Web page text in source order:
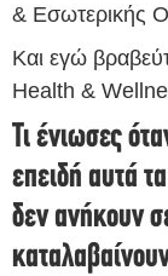
& Εσωτερικής
Και εγώ
Health &
Τι ένιωσες
επειδή αυτά
δεν ανήκουν